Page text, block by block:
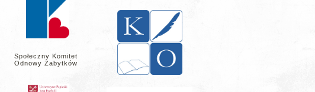
Społeczny Komitet
Odnowy Zabytków